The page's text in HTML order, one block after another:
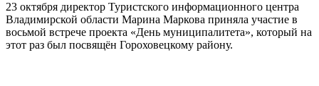
23 октября директор Туристского информационного центра
Владимирской области Марина Маркова приняла участие в
восьмой встрече проекта «День муниципалитета», который на
этот раз был посвящён Гороховецкому району.